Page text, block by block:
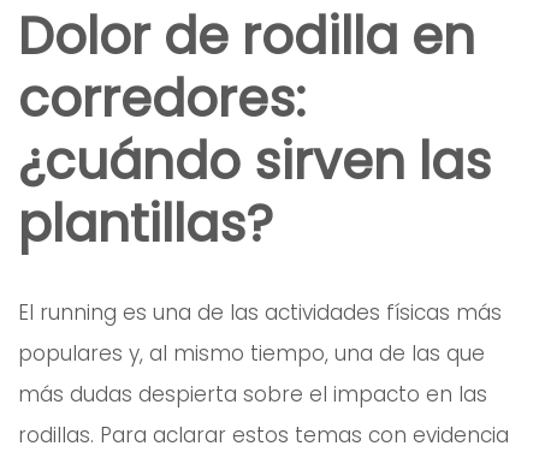
Dolor de rodilla en
corredores:
¿cuándo sirven las
plantillas?
El running es una de las actividades físicas más
populares y, al mismo tiempo, una de las que
más dudas despierta sobre el impacto en las
rodillas. Para aclarar estos temas con evidencia